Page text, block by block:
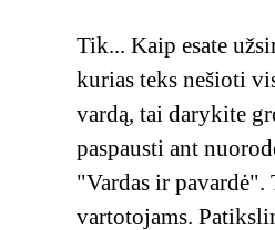
Tik... Kaip esate
kurias teks nešioti
vardą, tai darykite
paspausti ant
"Vardas ir pavardė".
vartotojams.